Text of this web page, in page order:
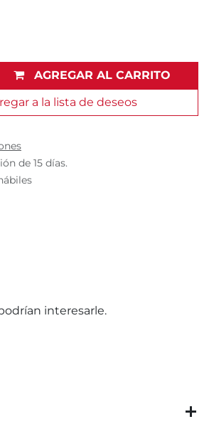
AGREGAR AL CARRITO
a la lista de deseos
de 15 días.
interesarle.